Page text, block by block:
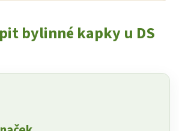
bylinné kapky u DS